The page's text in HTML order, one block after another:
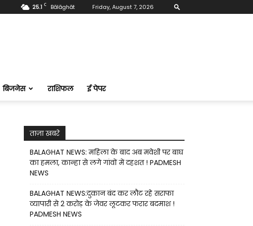
25.1 C Bālāghāt Friday, August 7, 2026
बिजनेस राशिफल ई पेपर
ताज़ा खबरे
BALAGHAT NEWS: महिला के बाद अब मवेशी पर बाघ
का हमला, कान्हा से लगे गांवों में दहशत ! PADMESH
NEWS
BALAGHAT NEWS:दुकान बंद कर लौट रहे सराफा
व्यापारी से 2 करोड़ के जेवर लूटकर फरार बदमाश !
PADMESH NEWS